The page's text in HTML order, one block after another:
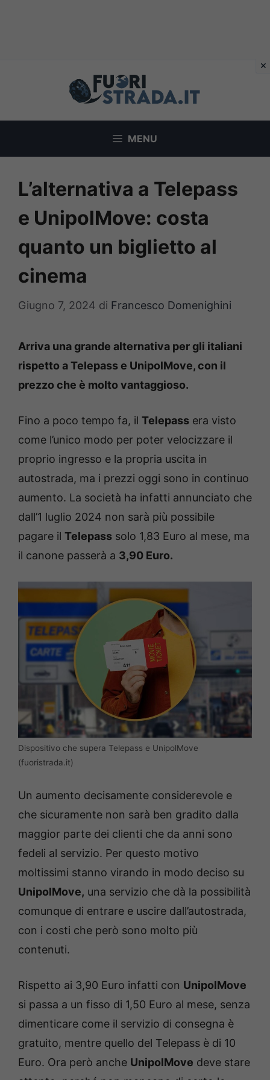
MENU
L’alternativa a Telepass
e UnipolMove: costa
quanto un biglietto al
cinema
Giugno 7, 2024 di Francesco Domenighini
Arriva una grande alternativa per gli italiani
rispetto a Telepass e UnipolMove, con il
prezzo che è molto vantaggioso.
Fino a poco tempo fa, il Telepass era visto
come l’unico modo per poter velocizzare il
proprio ingresso e la propria uscita in
autostrada, ma i prezzi oggi sono in continuo
aumento. La società ha infatti annunciato che
dall’1 luglio 2024 non sarà più possibile
pagare il Telepass solo 1,83 Euro al mese, ma
il canone passerà a 3,90 Euro.
Dispositivo che supera Telepass e UnipolMove
(fuoristrada.it)
Un aumento decisamente considerevole e
che sicuramente non sarà ben gradito dalla
maggior parte dei clienti che da anni sono
fedeli al servizio. Per questo motivo
moltissimi stanno virando in modo deciso su
UnipolMove, una servizio che dà la possibilità
comunque di entrare e uscire dall’autostrada,
con i costi che però sono molto più
contenuti.
Rispetto ai 3,90 Euro infatti con UnipolMove
si passa a un fisso di 1,50 Euro al mese, senza
dimenticare come il servizio di consegna è
gratuito, mentre quello del Telepass è di 10
Euro. Ora però anche UnipolMove deve stare